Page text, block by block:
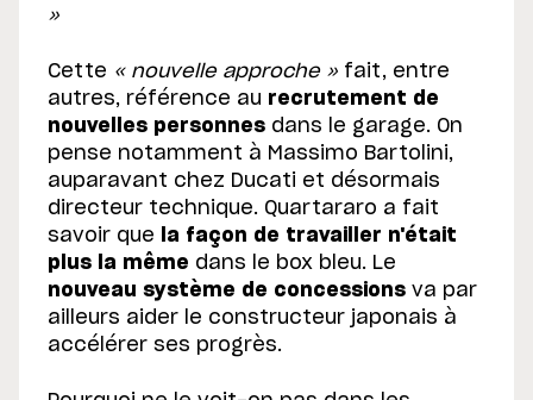
»
Cette « nouvelle approche » fait, entre
autres, référence au recrutement de
nouvelles personnes dans le garage. On
pense notamment à Massimo Bartolini,
auparavant chez Ducati et désormais
directeur technique. Quartararo a fait
savoir que
la façon de travailler n'était
plus la même dans le box bleu. Le
nouveau système de concessions va par
ailleurs aider le constructeur japonais à
accélérer ses progrès.